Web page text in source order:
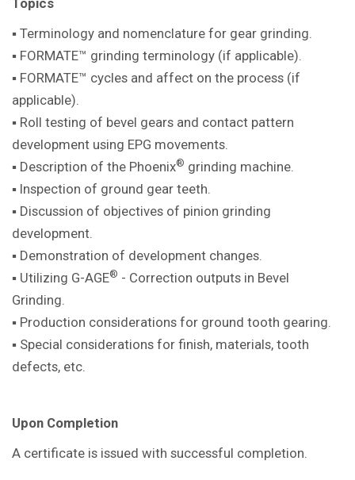
▪ Terminology and nomenclature for gear grinding.
▪ FORMATE™ grinding terminology (if applicable).
▪ FORMATE™ cycles and affect on the process (if
applicable).
▪ Roll testing of bevel gears and contact pattern
development using EPG movements.
▪ Description of the Phoenix® grinding machine
▪ Inspection of ground gear teeth.
▪ Discussion of objectives of pinion grinding
development.
▪ Demonstration of development changes.
▪ Utilizing G-AGE® - Correction outputs in Bevel
Grinding.
▪ Production considerations for ground tooth gearing.
▪ Special considerations for finish, materials, tooth
defects, etc.
Upon Completion
A certificate is issued with successful completion.